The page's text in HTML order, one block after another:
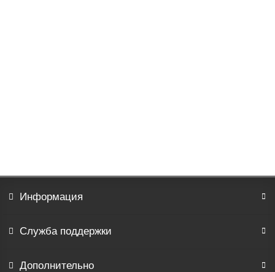
Информация
Служба поддержки
Дополнительно